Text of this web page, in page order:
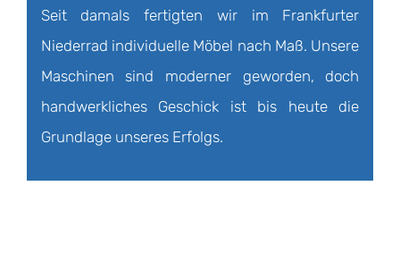
Seit damals fertigten wir im Frankfurter
Niederrad individuelle Möbel nach Maß. Unsere
Maschinen sind moderner geworden, doch
handwerkliches Geschick ist bis heute die
Grundlage unseres Erfolgs.